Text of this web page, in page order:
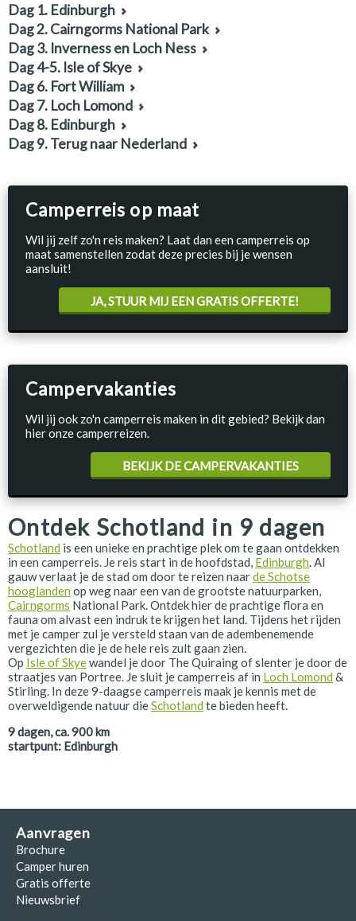
Ontdek Schotland in 9 dagen
Schotland is een unieke en prachtige plek om te gaan ontdekken
in een camperreis. Je reis start in de hoofdstad, Edinburgh. Al
gauw verlaat je de stad om door te reizen naarde Schotse
hooglanden op weg naar een van de grootste natuurparken,
Cairngorms National Park. Ontdek hier de prachtige flora en
fauna om alvast een indruk te krijgen het land. Tijdens het rijden
met je camper zul je versteld staan van de adembenemende
vergezichten die je de hele reis zult gaan zien.
Op Isle of Skyewandel je door The Quiraing of slenter je door de
straatjes van Portree. Je sluit je camperreis af in Loch Lomond &
Stirling. In deze 9-daagse camperreis maak je kennis met de
overweldigende natuur dieSchotland te bieden heeft.
9dagen, ca.900km
startpunt: Edinburgh
Dag 1. Edinburgh
Dag 2. Cairngorms National Park
Dag 3. Inverness en Loch Ness
Dag 4-5. Isle of Skye
Dag 6. Fort William
Dag 7. Loch Lomond
Dag 8. Edinburgh
Dag 9. Terug naar Nederland
Camperreis op maat
Wil jij zelf zo'n reis maken? Laat dan een camperreis op
maat samenstellen zodat deze precies bij je wensen
aansluit!
JA, STUUR MIJ EEN GRATIS OFFERTE!
Campervakanties
Wil jij ook zo'n camperreis maken in dit gebied? Bekijk dan
hier onze camperreizen.
BEKIJK DE CAMPERVAKANTIES
Aanvragen
Brochure
Camper huren
Gratis offerte
Nieuwsbrief